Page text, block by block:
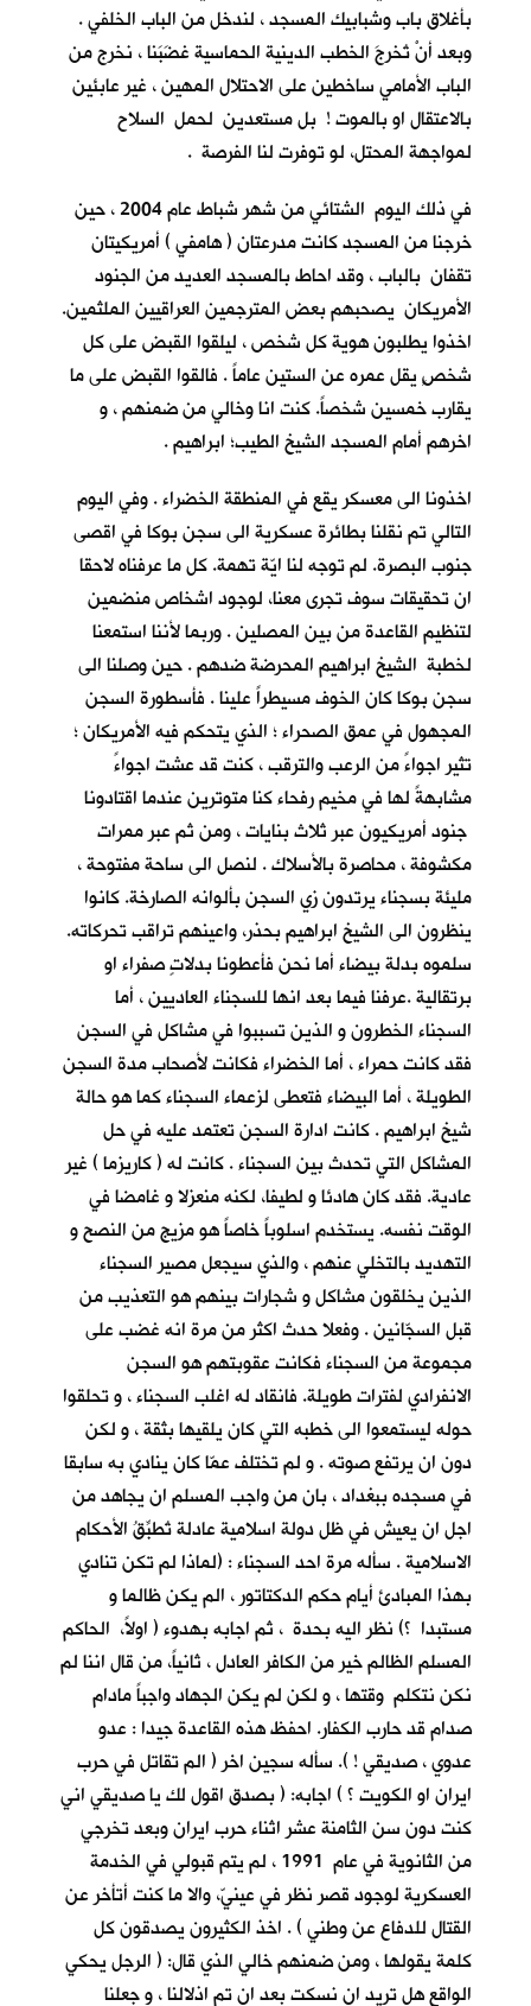
بأغلاق باب وشبابيك المسجد ، لندخل من الباب الخلفي .
وبعد أنْ تُخرجَ الخطب الدينية الحماسية غضَبَنا ، نخرج من
الباب الأمامي ساخطين على الاحتلال المهين ، غير عابئين
بالاعتقال او بالموت ! بل مستعدين لحمل السلاح
لمواجهة المحتل، لو توفرت لنا الفرصة .
في ذلك اليوم الشتائي من شهر شباط عام 2004 ، حين
خرجنا من المسجد كانت مدرعتان ( هامفي ) أمريكيتان
تقفان بالباب ، وقد احاط بالمسجد العديد من الجنود
الأمريكان يصحبهم بعض المترجمين العراقيين الملثمين.
اخذوا يطلبون هوية كل شخص ، ليلقوا القبض على كل
شخصٍ يقل عمره عن الستين عاماً . فالقوا القبض على ما
يقارب خمسين شخصاً. كنت انا وخالي من ضمنهم ، و
اخرهم أمام المسجد الشيخ الطيب؛ ابراهيم .
اخذونا الى معسكر يقع في المنطقة الخضراء . وفي اليوم
التالي تم نقلنا بطائرة عسكرية الى سجن بوكا في اقصى
جنوب البصرة. لم توجه لنا ايّة تهمة. كل ما عرفناه لاحقا
ان تحقيقات سوف تجرى معنا، لوجود اشخاص منضمين
لتنظيم القاعدة من بين المصلين . وربما لأننا استمعنا
لخطبة الشيخ ابراهيم المحرضة ضدهم . حين وصلنا الى
سجن بوكا كان الخوف مسيطراً علينا . فأسطورة السجن
المجهول في عمق الصحراء ؛ الذي يتحكم فيه الأمريكان ؛
تثير اجواءً من الرعب والترقب ، كنت قد عشت اجواءً
مشابهةً لها في مخيم رفحاء كنا متوترين عندما اقتادونا
جنود أمريكيون عبر ثلاث بنايات ، ومن ثم عبر ممرات
مكشوفة ، محاصرة بالأسلاك . لنصل الى ساحة مفتوحة ،
مليئة بسجناء يرتدون زي السجن بألوانه الصارخة. كانوا
ينظرون الى الشيخ ابراهيم بحذر، واعينهم تراقب تحركاته.
سلموه بدلة بيضاء أما نحن فأعطونا بدلاتٍ صفراء او
برتقالية .عرفنا فيما بعد انها للسجناء العاديين ، أما
السجناء الخطرون و الذين تسببوا في مشاكل في السجن
فقد كانت حمراء ، أما الخضراء فكانت لأصحاب مدة السجن
الطويلة ، أما البيضاء فتعطى لزعماء السجناء كما هو حالة
شيخ ابراهيم . كانت ادارة السجن تعتمد عليه في حل
المشاكل التي تحدث بين السجناء . كانت له ( كاريزما ) غير
عادية. فقد كان هادئا و لطيفا، لكنه منعزلا و غامضا في
الوقت نفسه. يستخدم اسلوباً خاصاً هو مزيج من النصح و
التهديد بالتخلي عنهم ، والذي سيجعل مصير السجناء
الذين يخلقون مشاكل و شجارات بينهم هو التعذيب من
قبل السجّانين . وفعلا حدث اكثر من مرة انه غضب على
مجموعة من السجناء فكانت عقوبتهم هو السجن
الانفرادي لفترات طويلة. فانقاد له اغلب السجناء ، و تحلقوا
حوله ليستمعوا الى خطبه التي كان يلقيها بثقة ، و لكن
دون ان يرتفع صوته . و لم تختلف عمّا كان ينادي به سابقا
في مسجده ببغداد ، بان من واجب المسلم ان يجاهد من
اجل ان يعيش في ظل دولة اسلامية عادلة تُطبِّقُ الأحكام
الاسلامية . سأله مرة احد السجناء : (لماذا لم تكن تنادي
بهذا المبادئ أيام حكم الدكتاتور ، الم يكن ظالما و
مستبدا ؟) نظر اليه بحدة ، ثم اجابه بهدوء ( اولاً، الحاكم
المسلم الظالم خير من الكافر العادل ، ثانياً، من قال اننا لم
نكن نتكلم وقتها ، و لكن لم يكن الجهاد واجباً مادام
صدام قد حارب الكفار. احفظ هذه القاعدة جيدا : عدو
عدوي ، صديقي ! ). سأله سجين اخر ( الم تقاتل في حرب
ايران او الكويت ؟ ) اجابه: ( بصدق اقول لك يا صديقي اني
كنت دون سن الثامنة عشر اثناء حرب ايران وبعد تخرجي
من الثانوية في عام 1991 ، لم يتم قبولي في الخدمة
العسكرية لوجود قصر نظر في عينيّ، والا ما كنت أتأخر عن
القتال للدفاع عن وطني ) . اخذ الكثيرون يصدقون كل
كلمة يقولها ، ومن ضمنهم خالي الذي قال: ( الرجل يحكي
الواقع هل تريد ان نسكت بعد ان تم اذلالنا ، و جعلنا